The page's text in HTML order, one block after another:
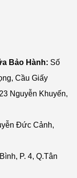
Bảo Hành: Số
Cầu Giấy
Nguyễn Khuyến,
Đức Cảnh,
P. 4, Q.Tân